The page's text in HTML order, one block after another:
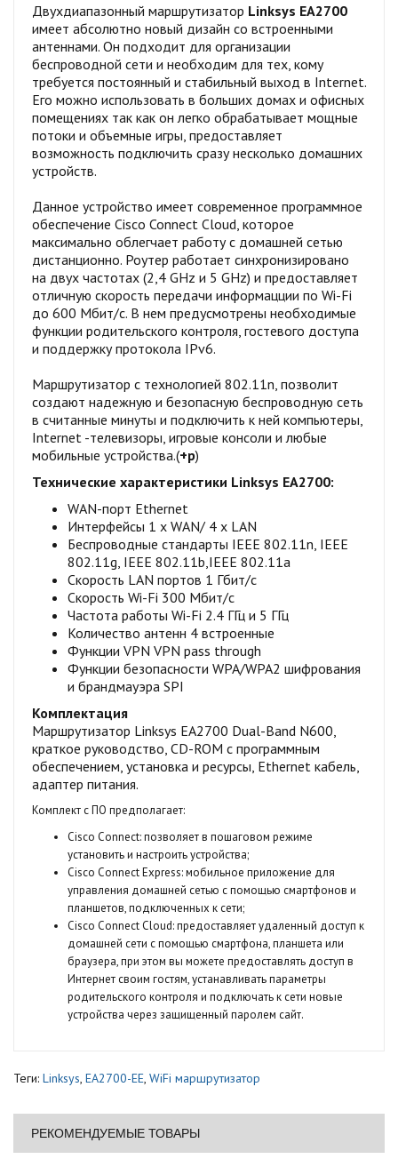
Двухдиапазонный маршрутизатор Linksys EA2700
имеет абсолютно новый дизайн со встроенными
антеннами. Он подходит для организации
беспроводной сети и необходим для тех, кому
требуется постоянный и стабильный выход в Internet.
Его можно использовать в больших домах и офисных
помещениях так как он легко обрабатывает мощные
потоки и объемные игры, предоставляет
возможность подключить сразу несколько домашних
устройств.
Данное устройство имеет современное программное
обеспечение Cisco Connect Cloud, которое
максимально облегчает работу с домашней сетью
дистанционно. Роутер работает синхронизировано
на двух частотах (2,4 GHz и 5 GHz) и предоставляет
отличную скорость передачи информацции по Wi-Fi
до 600 Мбит/с. В нем предусмотрены необходимые
функции родительского контроля, гостевого доступа
и поддержку протокола IPv6.
Маршрутизатор с технологией 802.11n, позволит
создают надежную и безопасную беспроводную cеть
в считанные минуты и подключить к ней компьютеры,
Internet -телевизоры, игровые консоли и любые
мобильные устройства.(+р)
Технические характеристики Linksys EA2700:
WAN-порт Ethernet
Интерфейсы 1 x WAN/ 4 x LAN
Беспроводные стандарты IEEE 802.11n, IEEE
802.11g, IEEE 802.11b,IEEE 802.11a
Скорость LAN портов 1 Гбит/с
Скорость Wi-Fi 300 Мбит/с
Частота работы Wi-Fi 2.4 ГГц и 5 ГГц
Количество антенн 4 встроенные
Функции VPN VPN pass through
Функции безопасности WPA/WPA2 шифрования
и брандмауэра SPI
Комплектация
Маршрутизатор Linksys EA2700 Dual-Band N600,
краткое руководство, CD-ROM с программным
обеспечением, установка и ресурсы, Ethernet кабель,
адаптер питания.
Комплект с ПО предполагает:
Cisco Connect: позволяет в пошаговом режиме
установить и настроить устройства;
Cisco Connect Express: мобильное приложение для
управления домашней сетью с помощью смартфонов и
планшетов, подключенных к сети;
Cisco Connect Cloud: предоставляет удаленный доступ к
домашней сети с помощью смартфона, планшета или
браузера, при этом вы можете предоставлять доступ в
Интернет своим гостям, устанавливать параметры
родительского контроля и подключать к сети новые
устройства через защищенный паролем сайт.
Теги: Linksys, EA2700-EE, WiFi маршрутизатор
РЕКОМЕНДУЕМЫЕ ТОВАРЫ